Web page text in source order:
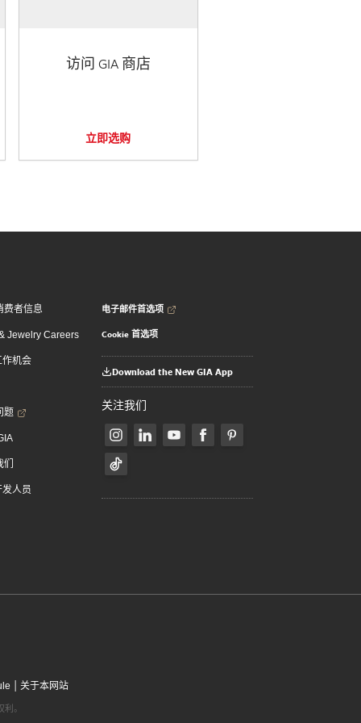
访问 GIA 商店
立即选购
费者信息
Jewelry Careers
作机会
题
发人员
电子邮件首选项
Cookie 首选项
Download the New GIA App
关注我们
| 关于本网站
。